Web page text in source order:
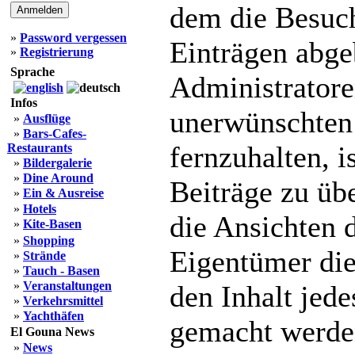
» Password vergessen
» Registrierung
Sprache
Infos
» Ausflüge
» Bars-Cafes-
Restaurants
» Bildergalerie
» Dine Around
» Ein & Ausreise
» Hotels
» Kite-Basen
» Shopping
» Strände
» Tauch - Basen
» Veranstaltungen
» Verkehrsmittel
» Yachthäfen
El Gouna News
» News
dem die
Einträgen
fernzuhalten,
Beiträge zu
die Ansichten
Eigentümer
den Inhalt
gemacht